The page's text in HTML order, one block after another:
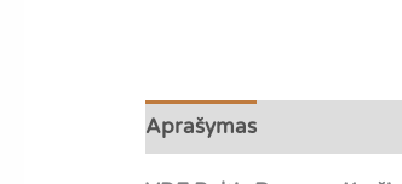
Aprašymas